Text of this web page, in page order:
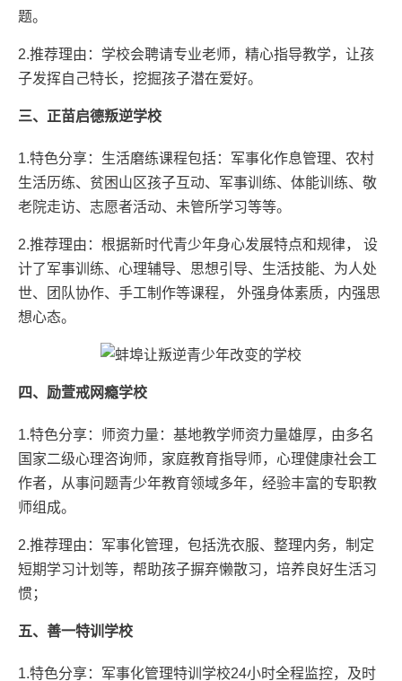
题。
2.推荐理由：学校会聘请专业老师，精心指导教学，让孩
子发挥自己特长，挖掘孩子潜在爱好。
三、正苗启德叛逆学校
1.特色分享：生活磨练课程包括：军事化作息管理、农村
生活历练、贫困山区孩子互动、军事训练、体能训练、敬
老院走访、志愿者活动、未管所学习等等。
2.推荐理由：根据新时代青少年身心发展特点和规律， 设
计了军事训练、心理辅导、思想引导、生活技能、为人处
世、团队协作、手工制作等课程， 外强身体素质，内强思
想心态。
四、励萱戒网瘾学校
1.特色分享：师资力量：基地教学师资力量雄厚，由多名
国家二级心理咨询师，家庭教育指导师，心理健康社会工
作者，从事问题青少年教育领域多年，经验丰富的专职教
师组成。
2.推荐理由：军事化管理，包括洗衣服、整理内务，制定
短期学习计划等，帮助孩子摒弃懒散习，培养良好生活习
惯；
五、善一特训学校
1.特色分享：军事化管理特训学校24小时全程监控，及时